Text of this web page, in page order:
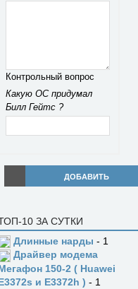
Контрольный вопрос
Какую ОС придумал
Билл Гейтс ?
ДОБАВИТЬ
10 ЗА СУТКИ
Длинные нарды - 1
Драйвер модема
150-2 ( Huawei
и E3372h ) - 1